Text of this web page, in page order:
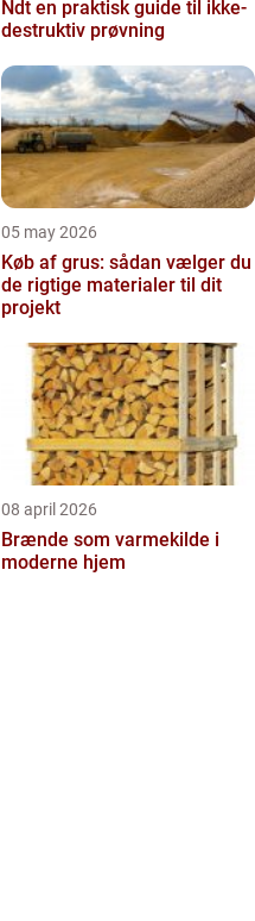
Ndt en praktisk guide til ikke-
destruktiv prøvning
05 may 2026
Køb af grus: sådan vælger du
de rigtige materialer til dit
projekt
08 april 2026
Brænde som varmekilde i
moderne hjem